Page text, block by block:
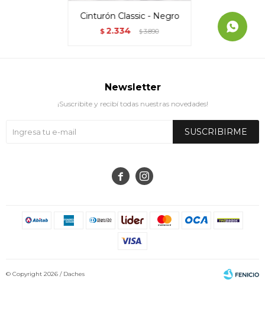
Cinturón Classic - Negro
$ 2.334 $3.890
 
Newsletter
¡Suscribite y recibí todas nuestras novedades!
SUSCRIBIRME
© Copyright 2026 / Daches